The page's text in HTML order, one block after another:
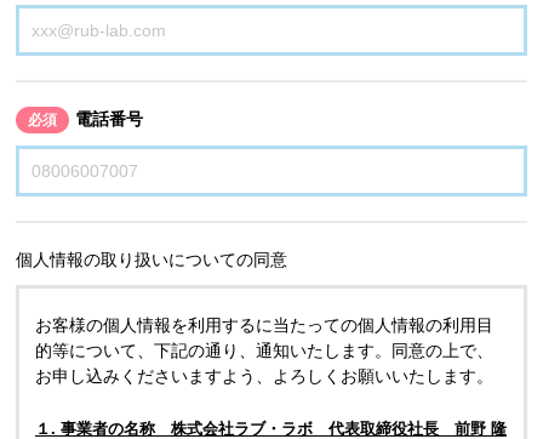
必須 電話番号
個人情報の取り扱いについての同意
お客様の個人情報を利用するに当たっての個人情報の利用目
的等について、下記の通り、通知いたします。同意の上で、
お申し込みくださいますよう、よろしくお願いいたします。
１. 事業者の名称 株式会社ラブ・ラボ 代表取締役社長 前野 隆